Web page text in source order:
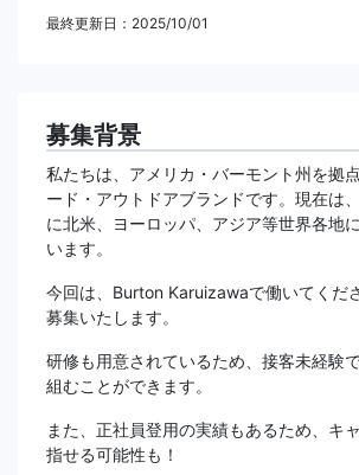
最終更新日：2025/10/01
募集背景
私たちは、アメリカ・バーモント州を拠
ード・アウトドアブランドです。現在は
に北米、ヨーロッパ、アジア等世界各地
います。
今回は、Burton Karuizawaで働いてくだ
募集いたします。
研修も用意されているため、接客未経験
組むことができます。
また、正社員登用の実績もあるため、キ
指せる可能性も！